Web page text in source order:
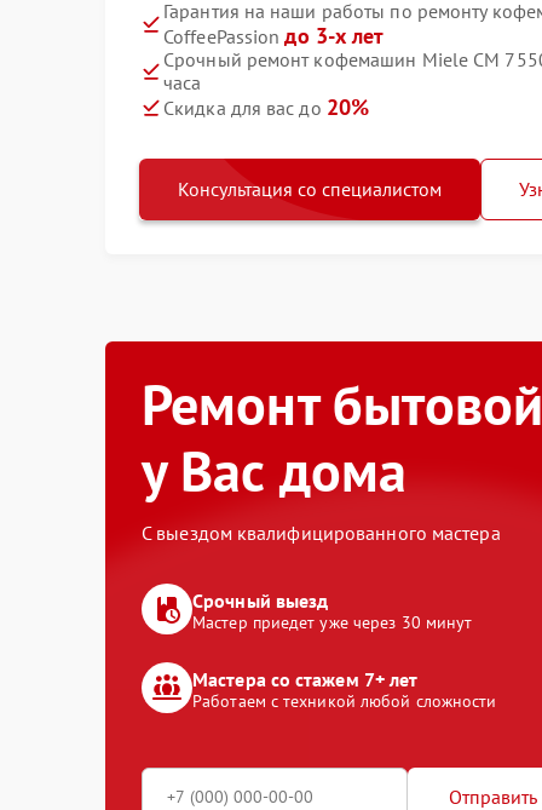
Гарантия на наши работы по ремонту
CoffeePassionдо 3-х лет
Срочный ремонт кофемашин Miele CM
часа
Скидка для вас до 20%
Консультация со специалистом
Ремонт
у Вас дома
С выездом квалифицированного мастера
Срочный выезд
Мастер приедет уже через 30 минут
Мастера со стажем 7+ лет
Работаем с техникой любой сложности
Отправить